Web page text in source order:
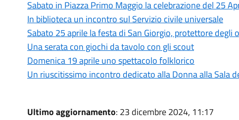
Sabato in Piazza Primo Maggio la celebrazione del 25
In biblioteca un incontro sul Servizio civile universale
Sabato 25 aprile la festa di San Giorgio, protettore degli
Una serata con giochi da tavolo con gli scout
Domenica 19 aprile uno spettacolo folklorico
Un riuscitissimo incontro dedicato alla Donna alla Sala
Ultimo aggiornamento: 23 dicembre 2024, 11:17